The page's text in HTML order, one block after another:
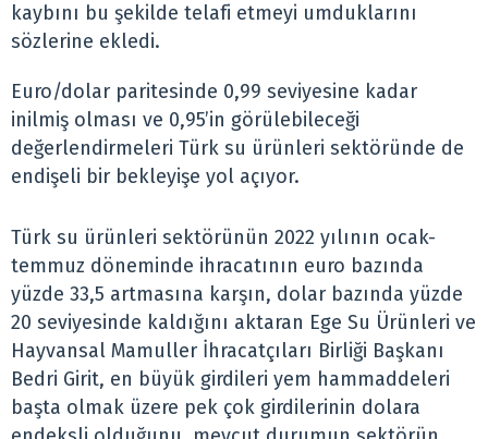
kaybını bu şekilde telafi etmeyi umduklarını
sözlerine ekledi.
Euro/dolar paritesinde 0,99 seviyesine kadar
inilmiş olması ve 0,95’in görülebileceği
değerlendirmeleri Türk su ürünleri sektöründe de
endişeli bir bekleyişe yol açıyor.
Türk su ürünleri sektörünün 2022 yılının ocak-
temmuz döneminde ihracatının euro bazında
yüzde 33,5 artmasına karşın, dolar bazında yüzde
20 seviyesinde kaldığını aktaran Ege Su Ürünleri ve
Hayvansal Mamuller İhracatçıları Birliği Başkanı
Bedri Girit, en büyük girdileri yem hammaddeleri
başta olmak üzere pek çok girdilerinin dolara